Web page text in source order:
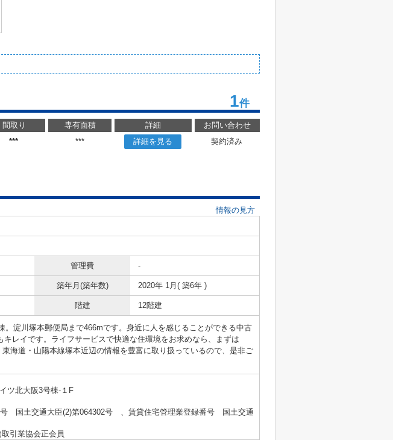
1件
間取り 専有面積 詳細
お問い合わせ
*** *** 詳細を見る
契約済み
情報の見方
管理費 -
築年月(築年数) 2020年 1月( 築6年 )
階建 12階建
淀川塚本郵便局まで466mです。身近に人を感じることができる中古
レイです。ライフサービスで快適な住環境をお求めなら、まずは
海道・山陽本線塚本近辺の情報を豊富に取り扱っているので、是非ご
ツ北大阪3号棟-１F
号 国土交通大臣(2)第064302号 、賃貸住宅管理業登録番号 国土交通
引業協会正会員